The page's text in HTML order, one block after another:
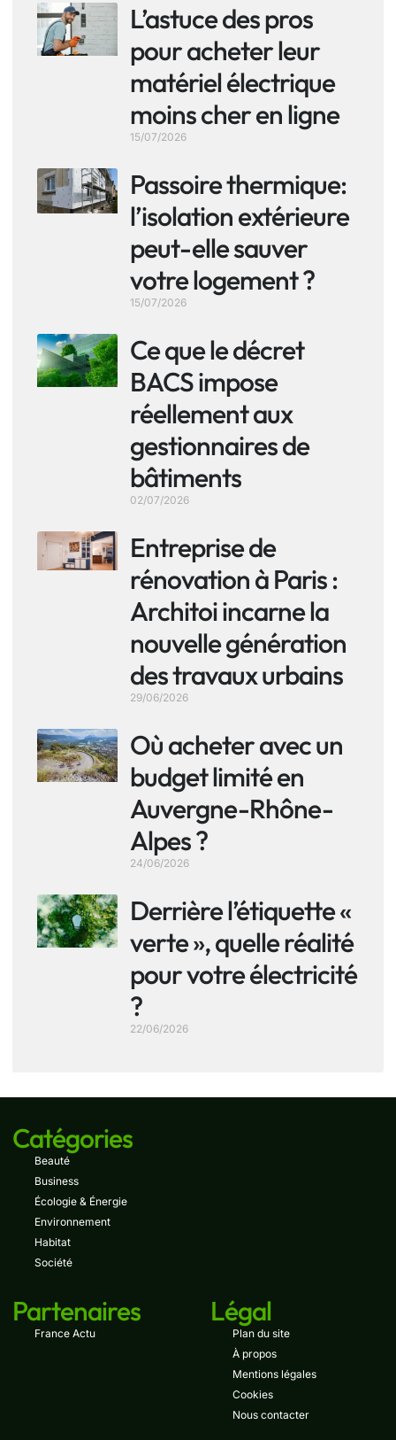
L’astuce des pros
pour acheter leur
matériel électrique
moins cher en ligne
15/07/2026
Passoire thermique:
l’isolation extérieure
peut-elle sauver
votre logement ?
15/07/2026
Ce que le décret
BACS impose
réellement aux
gestionnaires de
bâtiments
02/07/2026
Entreprise de
rénovation à Paris :
Architoi incarne la
nouvelle génération
des travaux urbains
29/06/2026
Où acheter avec un
budget limité en
Auvergne-Rhône-
Alpes ?
24/06/2026
Derrière l’étiquette «
verte », quelle réalité
pour votre électricité
?
22/06/2026
Catégories
Beauté
Business
Écologie & Énergie
Environnement
Habitat
Société
Partenaires
France Actu
Légal
Plan du site
À propos
Mentions légales
Cookies
Nous contacter